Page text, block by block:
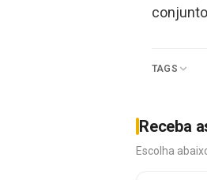
TAGS
Receba
Escolha